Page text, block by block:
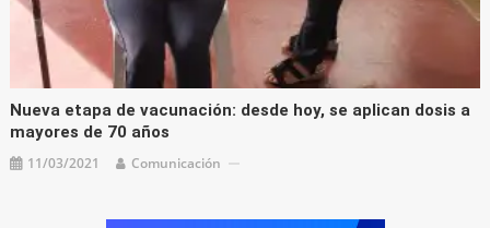
Nueva etapa de vacunación: desde hoy, se aplican dosis a
mayores de 70 años
11/03/2021 Comunicación